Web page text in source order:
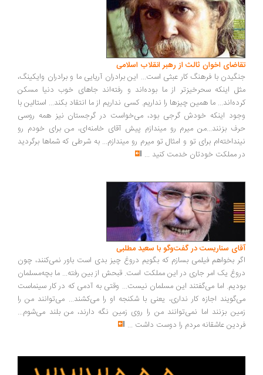
اخوان ثالث از رهبر انقلاب اسلامی
با فرهنگ کار عبثی است... این برادران آریایی ما و برادران وایکینگ،
اینکه سحرخیزتر از ما بوده‌اند و رفته‌اند جاهای خوب دنیا مسکن
ما همین چیزها را نداریم. کسی نداریم از ما انتقاد بکند... استالین با
اینکه خودش گرجی بود، می‌خواست در گرجستان نیز همه روسی
بزنند...من میرم رو میندازم پیش آقای خامنه‌ای، من برای خودم رو
برای تو و امثال تو میرم رو میندازم... به شرطی که شماها برگردید
مملکت خودتان خدمت کنید...
سناریست در گفت‌وگو با سعید مطلبی
بخواهم فیلمی بسازم که بگویم دروغ چیز بدی است باور نمی‌کنند، چون
یک امر جاری در این مملکت است. قبحش از بین رفته... ما بچه‌مسلمان
اما می‌گفتند این مسلمان نیست... وقتی به آدمی که در کار سینماست
اجازه کار نداری، یعنی با شکنجه او را می‌کشند... می‌توانند من را
بزنند اما نمی‌توانند من را روی زمین نگه دارند، من بلند می‌شوم...
عاشقانه مردم را دوست داشت ...